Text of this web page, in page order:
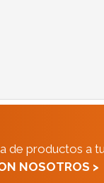
de productos a
NOSOTROS >